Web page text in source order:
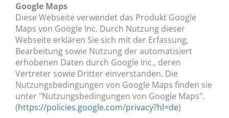
Google Maps
Diese Webseite verwendet das Produkt Google
Maps von Google Inc. Durch Nutzung dieser
Webseite erklären Sie sich mit der Erfassung,
Bearbeitung sowie Nutzung der automatisiert
erhobenen Daten durch Google Inc., deren
Vertreter sowie Dritter einverstanden. Die
Nutzungsbedingungen von Google Maps finden sie
unter "Nutzungsbedingungen von Google Maps".
(https://policies.google.com/privacy?hl=de)